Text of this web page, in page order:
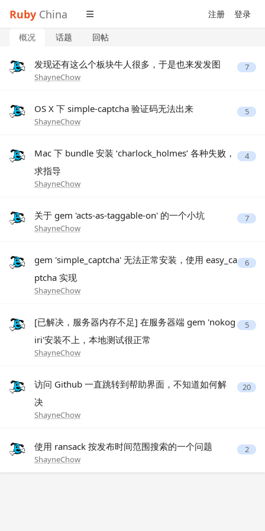
Ruby China 注册 登录
概况 话题 回帖
发现还有这么个板块牛人很多，于是也来发发图
ShayneChow
7
OS X 下 simple-captcha 验证码无法出来
ShayneChow
5
Mac 下 bundle 安装 ‘charlock_holmes’ 各种失败，
求指导
ShayneChow
4
关于 gem 'acts-as-taggable-on' 的一个小坑
ShayneChow
7
gem 'simple_captcha' 无法正常安装，使用 easy_ca
ptcha 实现
ShayneChow
6
[已解决，服务器内存不足] 在服务器端 gem 'nokog
iri'安装不上，本地测试很正常
ShayneChow
5
访问 Github 一直跳转到帮助界面，不知道如何解
决
ShayneChow
20
使用 ransack 按发布时间范围搜索的一个问题
ShayneChow
2